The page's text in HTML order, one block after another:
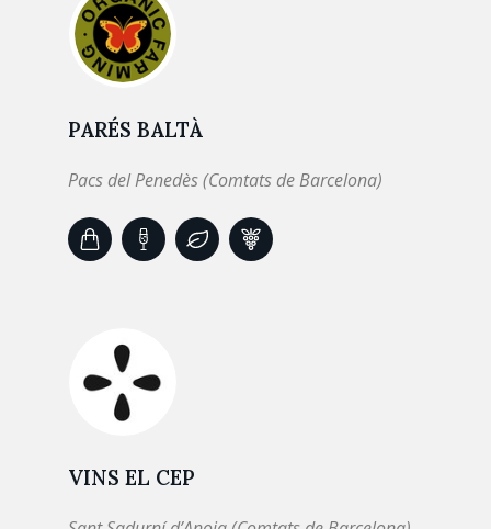
PARÉS BALTÀ
Pacs del Penedès (Comtats de Barcelona)
VINS EL CEP